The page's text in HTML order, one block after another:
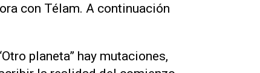
con Télam. A continuación
planeta” hay mutaciones,